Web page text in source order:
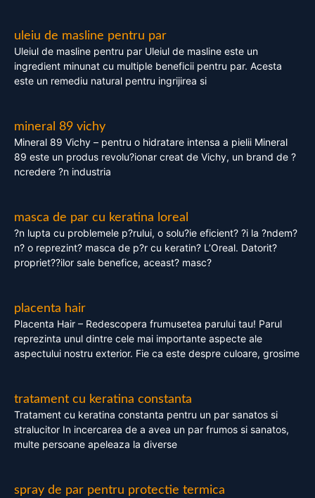
uleiu de masline pentru par
Uleiul de masline pentru par Uleiul de masline este un
ingredient minunat cu multiple beneficii pentru par. Acesta
este un remediu natural pentru ingrijirea si
mineral 89 vichy
Mineral 89 Vichy – pentru o hidratare intensa a pielii Mineral
89 este un produs revolu?ionar creat de Vichy, un brand de ?
ncredere ?n industria
masca de par cu keratina loreal
?n lupta cu problemele p?rului, o solu?ie eficient? ?i la ?ndem?
n? o reprezint? masca de p?r cu keratin? L’Oreal. Datorit?
propriet??ilor sale benefice, aceast? masc?
placenta hair
Placenta Hair – Redescopera frumusetea parului tau! Parul
reprezinta unul dintre cele mai importante aspecte ale
aspectului nostru exterior. Fie ca este despre culoare, grosime
tratament cu keratina constanta
Tratament cu keratina constanta pentru un par sanatos si
stralucitor In incercarea de a avea un par frumos si sanatos,
multe persoane apeleaza la diverse
spray de par pentru protectie termica